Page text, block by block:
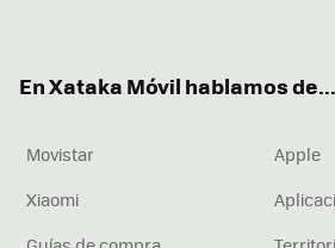
En Xataka Móvil hablamos de...
Movistar
Apple
Xiaomi